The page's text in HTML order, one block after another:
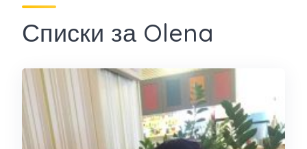
Списки за Olena